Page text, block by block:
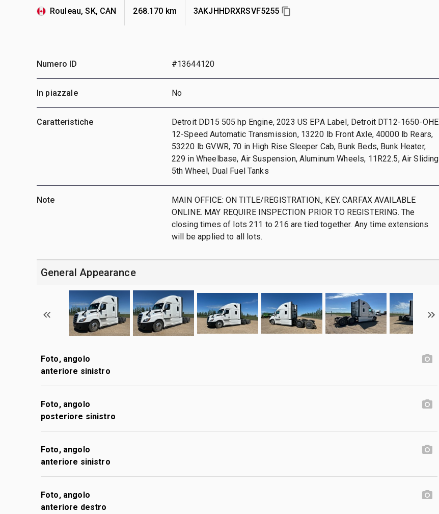
Rouleau, SK, CAN 268.170 km 3AKJHHDRXRSVF5255
Numero ID #13644120
In piazzale No
Caratteristiche
Detroit DD15 505 hp Engine, 2023 US EPA Label, Detroit DT12-1650-OHE
12-Speed Automatic Transmission, 13220 lb Front Axle, 40000 lb Rears,
53220 lb GVWR, 70 in High Rise Sleeper Cab, Bunk Beds, Bunk Heater,
229 in Wheelbase, Air Suspension, Aluminum Wheels, 11R22.5, Air Sliding
5th Wheel, Dual Fuel Tanks
Note
MAIN OFFICE: ON TITLE/REGISTRATION., KEY. CARFAX AVAILABLE
ONLINE. MAY REQUIRE INSPECTION PRIOR TO REGISTERING. The
closing times of lots 211 to 216 are tied together. Any time extensions
will be applied to all lots.
General Appearance
Foto, angolo
anteriore sinistro
Foto, angolo
posteriore sinistro
Foto, angolo
anteriore sinistro
Foto, angolo
anteriore destro